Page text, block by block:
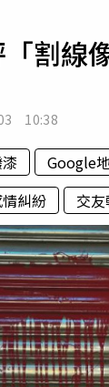
專欄
「割
10:38
Google
糾紛 交